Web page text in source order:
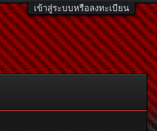
เข้าสู่ระบบหรือลงทะเบียน